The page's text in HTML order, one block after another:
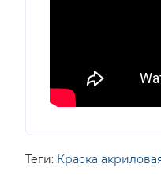
Теги: Краска